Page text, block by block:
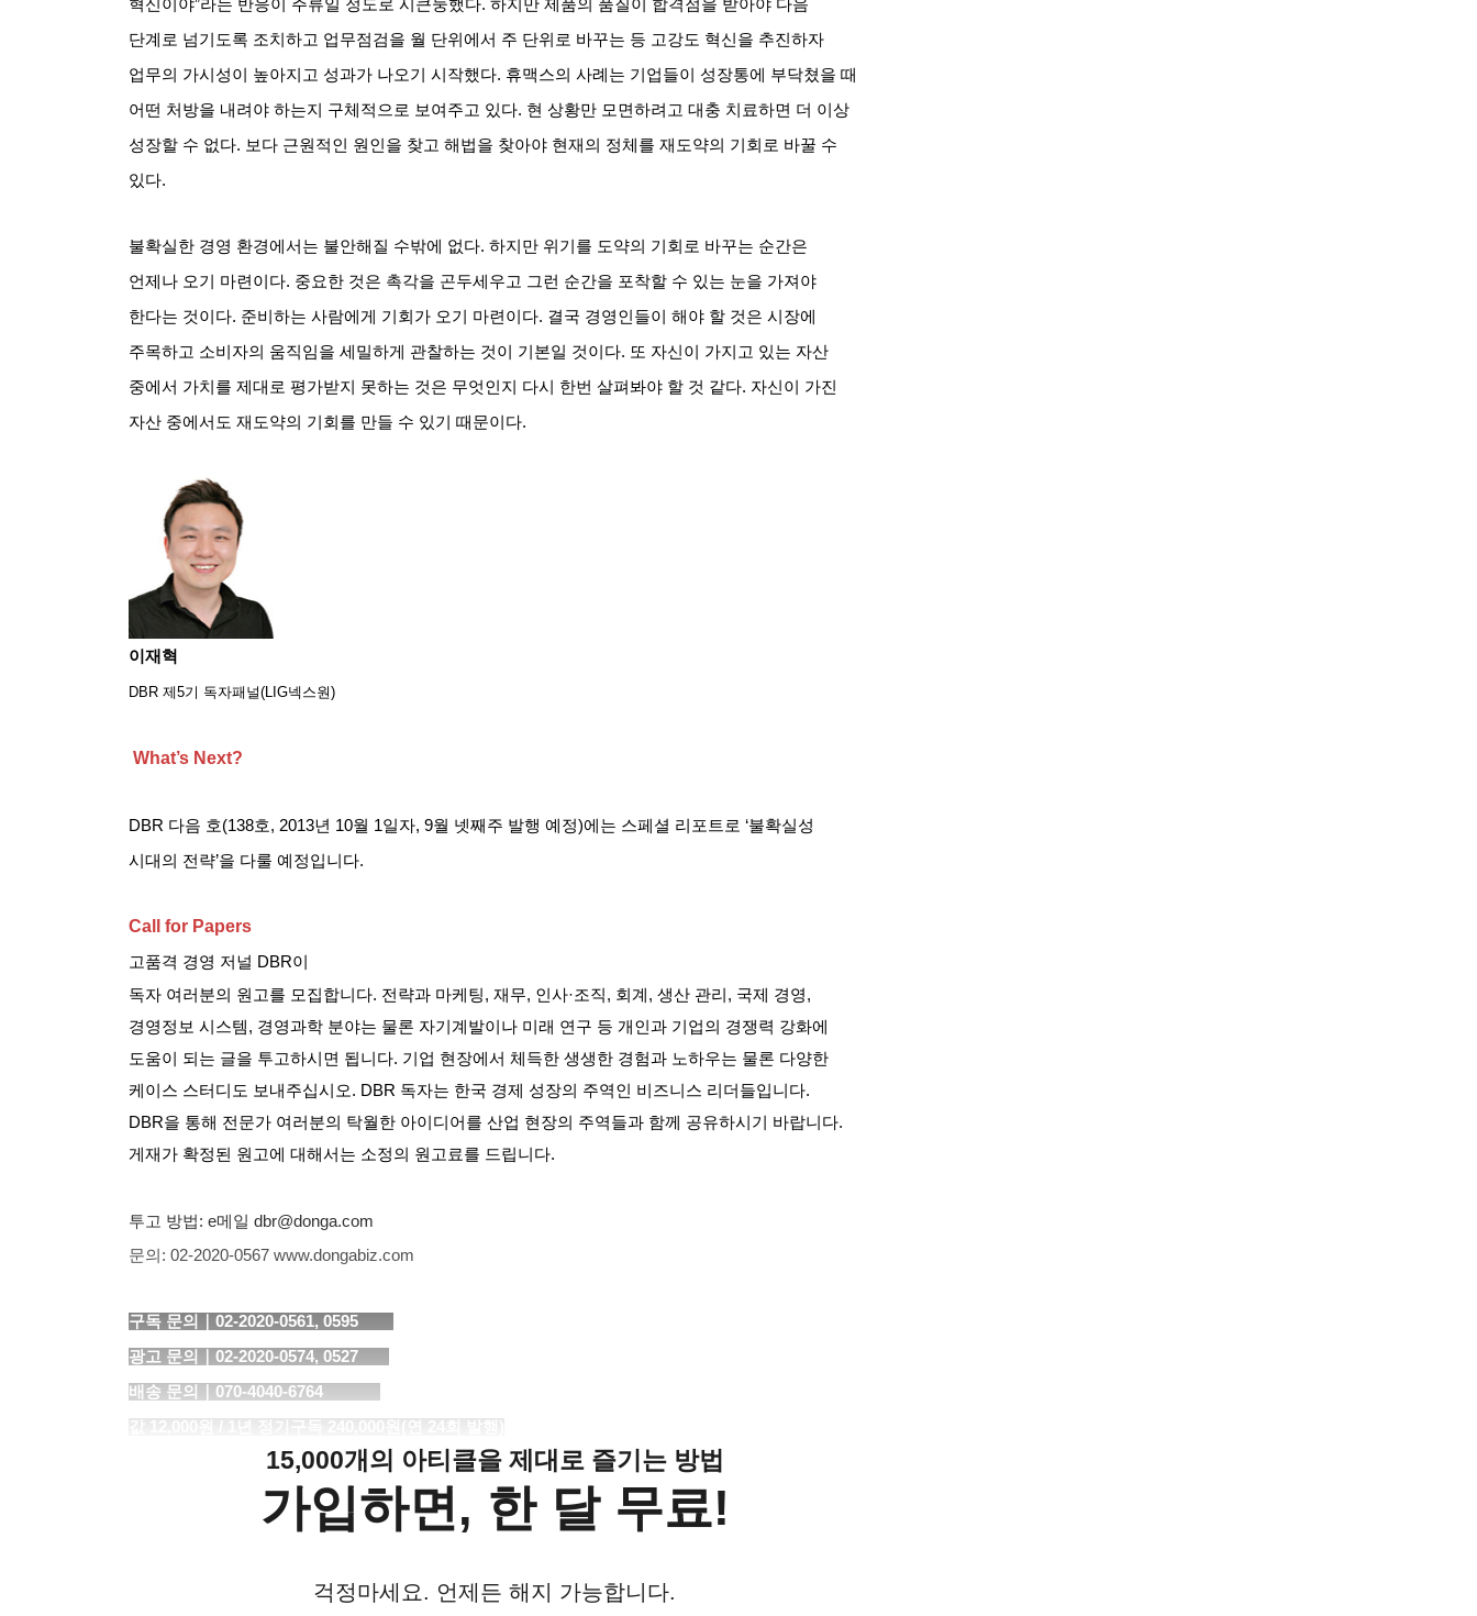
혁신이야”라는 반응이 주류일 정도로 시큰둥했다. 하지만 제품의 품질이 합격점을 받아야 다음
단계로 넘기도록 조치하고 업무점검을 월 단위에서 주 단위로 바꾸는 등 고강도 혁신을 추진하자
업무의 가시성이 높아지고 성과가 나오기 시작했다. 휴맥스의 사례는 기업들이 성장통에 부닥쳤을 때
어떤 처방을 내려야 하는지 구체적으로 보여주고 있다. 현 상황만 모면하려고 대충 치료하면 더 이상
성장할 수 없다. 보다 근원적인 원인을 찾고 해법을 찾아야 현재의 정체를 재도약의 기회로 바꿀 수
있다.
불확실한 경영 환경에서는 불안해질 수밖에 없다. 하지만 위기를 도약의 기회로 바꾸는 순간은
언제나 오기 마련이다. 중요한 것은 촉각을 곤두세우고 그런 순간을 포착할 수 있는 눈을 가져야
한다는 것이다. 준비하는 사람에게 기회가 오기 마련이다. 결국 경영인들이 해야 할 것은 시장에
주목하고 소비자의 움직임을 세밀하게 관찰하는 것이 기본일 것이다. 또 자신이 가지고 있는 자산
중에서 가치를 제대로 평가받지 못하는 것은 무엇인지 다시 한번 살펴봐야 할 것 같다. 자신이 가진
자산 중에서도 재도약의 기회를 만들 수 있기 때문이다.
이재혁
DBR 제5기 독자패널(LIG넥스원)
What’s Next?
DBR 다음 호(138호, 2013년 10월 1일자, 9월 넷째주 발행 예정)에는 스페셜 리포트로 ‘불확실성
시대의 전략’을 다룰 예정입니다.
Call for Papers
고품격 경영 저널 DBR이
독자 여러분의 원고를 모집합니다. 전략과 마케팅, 재무, 인사·조직, 회계, 생산 관리, 국제 경영,
경영정보 시스템, 경영과학 분야는 물론 자기계발이나 미래 연구 등 개인과 기업의 경쟁력 강화에
도움이 되는 글을 투고하시면 됩니다. 기업 현장에서 체득한 생생한 경험과 노하우는 물론 다양한
케이스 스터디도 보내주십시오. DBR 독자는 한국 경제 성장의 주역인 비즈니스 리더들입니다.
DBR을 통해 전문가 여러분의 탁월한 아이디어를 산업 현장의 주역들과 함께 공유하시기 바랍니다.
게재가 확정된 원고에 대해서는 소정의 원고료를 드립니다.
투고 방법: e메일 dbr@donga.com
문의: 02-2020-0567 www.dongabiz.com
구독 문의｜ 02-2020-0561, 0595
광고 문의｜ 02-2020-0574, 0527
배송 문의｜ 070-4040-6764
15,000개의 아티클을 제대로 즐기는 방법
가입하면, 한 달 무료!
걱정마세요. 언제든 해지 가능합니다.